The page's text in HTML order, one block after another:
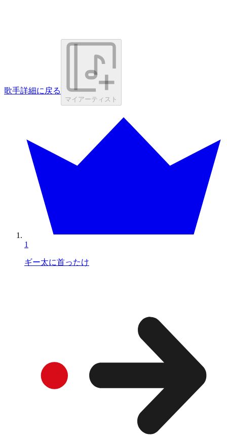
歌手詳細に戻る
マイアーティスト
1
ギー太に首ったけ